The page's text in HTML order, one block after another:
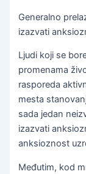
Generalno
izazvati
Ljudi koji se
promenama
rasporeda
mesta
sada jedan
izazvati
anksioznost
Međutim, kod